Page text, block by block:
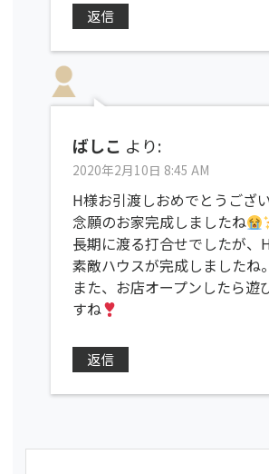
返信
ばしこ より:
2020年2月10日 8:45 AM
H様お引渡しおめでとうござ
念願のお家完成しましたね
長期に渡る打合せでしたが、
素敵ハウスが完成しましたね。
また、お店オープンしたら遊
すね
返信